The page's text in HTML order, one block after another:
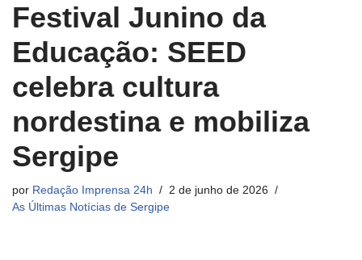
Festival Junino da
Educação: SEED
celebra cultura
nordestina e mobiliza
Sergipe
por Redação Imprensa 24h
2 de junho de 2026
As Últimas Notícias de Sergipe